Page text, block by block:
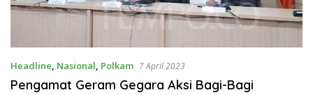
Headline, Nasional, Polkam 7 April 2023
Pengamat Geram Gegara Aksi Bagi-Bagi